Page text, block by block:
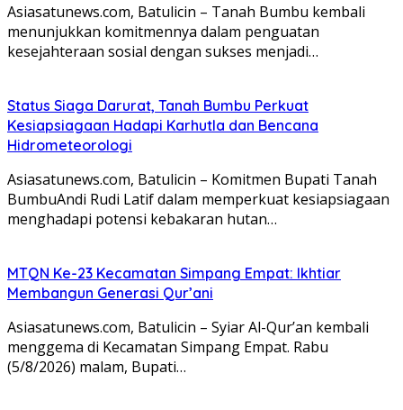
Asiasatunews.com, Batulicin – Tanah Bumbu kembali
menunjukkan komitmennya dalam penguatan
kesejahteraan sosial dengan sukses menjadi…
Status Siaga Darurat, Tanah Bumbu Perkuat
Kesiapsiagaan Hadapi Karhutla dan Bencana
Hidrometeorologi
Asiasatunews.com, Batulicin – Komitmen Bupati Tanah
BumbuAndi Rudi Latif dalam memperkuat kesiapsiagaan
menghadapi potensi kebakaran hutan…
MTQN Ke-23 Kecamatan Simpang Empat: Ikhtiar
Membangun Generasi Qur’ani
Asiasatunews.com, Batulicin – Syiar Al-Qur’an kembali
menggema di Kecamatan Simpang Empat. Rabu
(5/8/2026) malam, Bupati…